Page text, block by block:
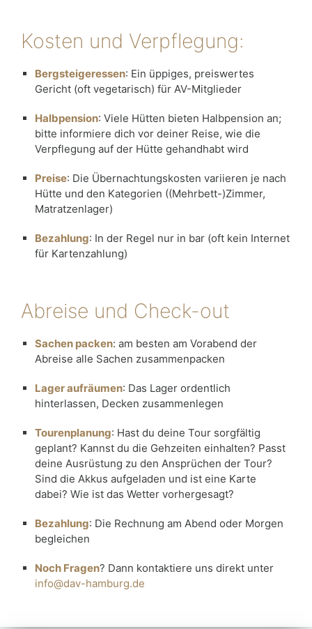
Kosten und Verpflegung:
Bergsteigeressen: Ein üppiges, preiswertes
Gericht (oft vegetarisch) für AV-Mitglieder
Halbpension: Viele Hütten bieten Halbpension an;
bitte informiere dich vor deiner Reise, wie die
Verpflegung auf der Hütte gehandhabt wird
Preise: Die Übernachtungskosten variieren je nach
Hütte und den Kategorien ((Mehrbett-)Zimmer,
Matratzenlager)
Bezahlung: In der Regel nur in bar (oft kein Internet
für Kartenzahlung)
Abreise und Check-out
Sachen packen: am besten am Vorabend der
Abreise alle Sachen zusammenpacken
Lager aufräumen: Das Lager ordentlich
hinterlassen, Decken zusammenlegen
Tourenplanung: Hast du deine Tour sorgfältig
geplant? Kannst du die Gehzeiten einhalten? Passt
deine Ausrüstung zu den Ansprüchen der Tour?
Sind die Akkus aufgeladen und ist eine Karte
dabei? Wie ist das Wetter vorhergesagt?
Bezahlung: Die Rechnung am Abend oder Morgen
begleichen
Noch Fragen? Dann kontaktiere uns direkt unter
info@dav-hamburg.de